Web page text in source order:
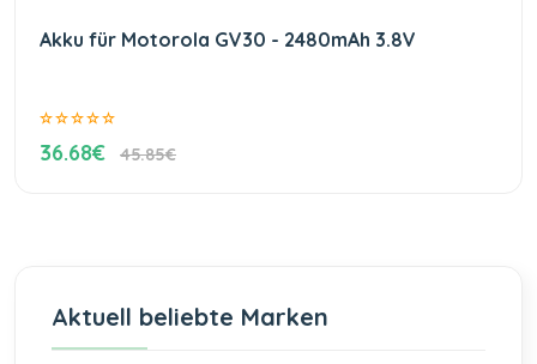
Akku für Motorola GV30 - 2480mAh 3.8V
36.68€ 45.85€
Aktuell beliebte Marken